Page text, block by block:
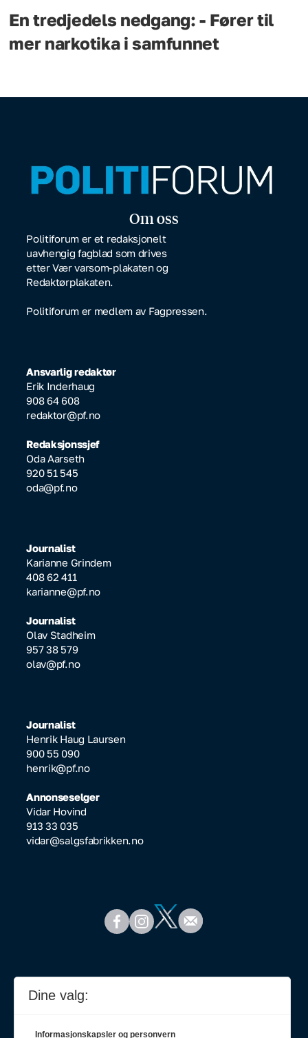
En tredjedels nedgang: - Fører til
mer narkotika i samfunnet
Om oss
Politiforum er et redaksjonelt
uavhengig fagblad som drives
etter Vær varsom-plakaten og
Redaktørplakaten.
Politiforum er medlem av Fagpressen.
Ansvarlig redaktør
Erik Inderhaug
908 64 608
redaktor@pf.no
Redaksjonssjef
Oda Aarseth
920 51 545
oda@pf.no
Journalist
Karianne Grindem
408 62 411
karianne@pf.no
Journalist
Olav Stadheim
957 38 579
olav@pf.no
Journalist
Henrik Haug Laursen
900 55 090
henrik@pf.no
Annonseselger
Vidar Hovind
913 33 035
vidar@salgsfabrikken.no
Dine valg:
Informasjonskapsler og personvern